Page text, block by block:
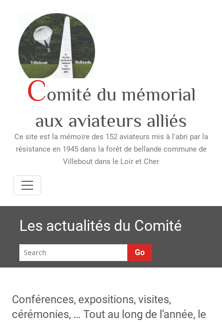
content
Comité du mémorial
aux aviateurs alliés
Ce site est la mémoire des 152 aviateurs mis à l'abri par la
résistance en 1945 dans la forêt de bellande commune de
Villebout dans le Loir et Cher
Les actualités du Comité
Go
Conférences, expositions, visites,
cérémonies, … Tout au long de l’année, le